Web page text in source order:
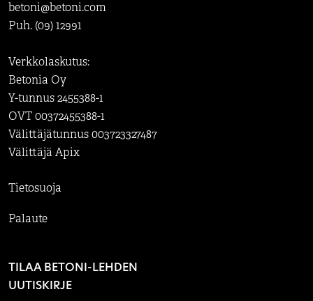
betoni@betoni.com
Puh. (09) 12991
Verkkolaskutus:
Betonia Oy
Y-tunnus 2455388-1
OVT 00372455388-1
Välittäjätunnus 003723327487
Välittäjä Apix
Tietosuoja
Palaute
TILAA BETONI-LEHDEN
UUTISKIRJE